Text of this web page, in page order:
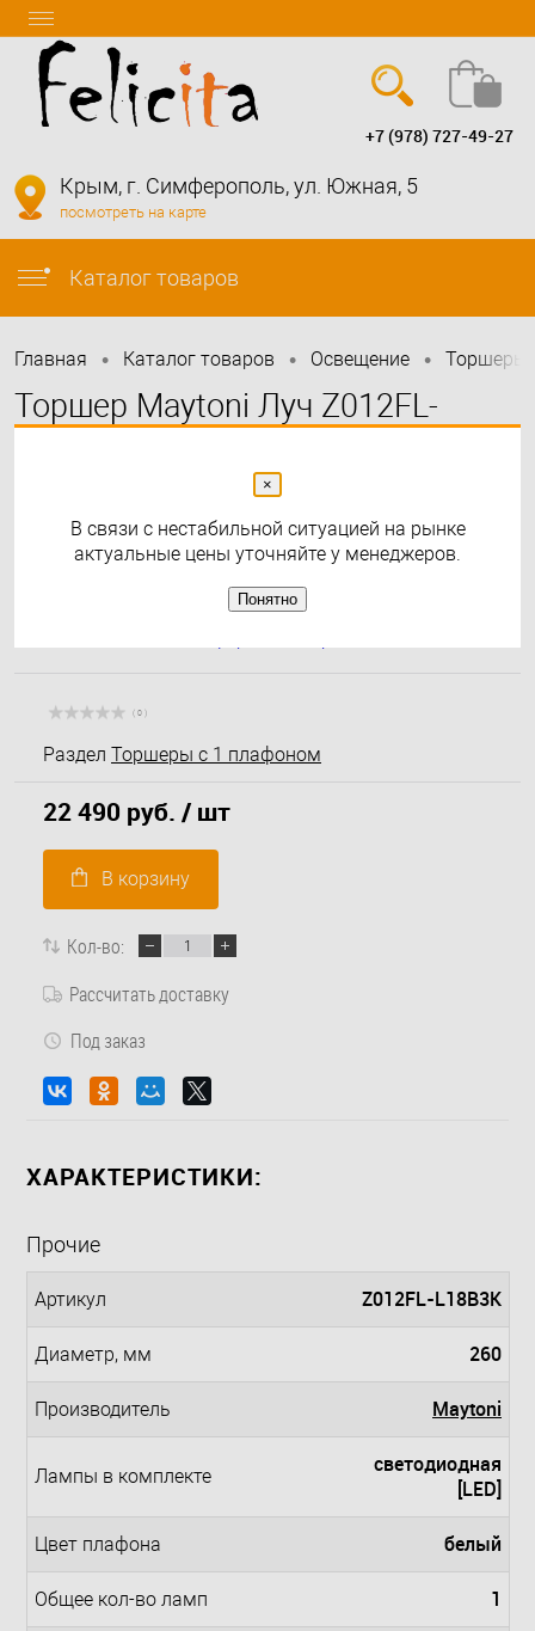
info@felicita-crimea.ru
+7 (978) 727-49-27
Крым, г. Симферополь, ул. Южная, 5
посмотреть на карте
Каталог товаров
Главная • Каталог товаров • Освещение • Торшеры
Торшер Maytoni Луч Z012FL-
( 0 )
Раздел Торшеры с 1 плафоном
22 490 руб. / шт
В корзину
Кол-во:
Рассчитать доставку
Под заказ
ХАРАКТЕРИСТИКИ:
Прочие
Артикул Z012FL-L18B3K
Диаметр, мм 260
Производитель Maytoni
Лампы в комплекте
светодиодная
[LED]
Цвет плафона белый
Общее кол-во ламп 1
×
В связи с нестабильной ситуацией на рынке
актуальные цены уточняйте у менеджеров.
Понятно